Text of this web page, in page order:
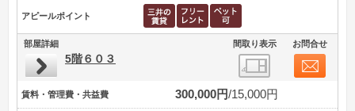
アピールポイント
部屋詳細 間取り表示 お問合せ
5階６０３
賃料・管理費・共益費 300,000円 15,000円